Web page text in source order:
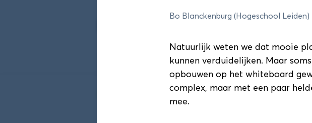
Programma 2026
Sessieronde 1 Sessieronde 2
DAS Conferentie sessieronde 1
Bo Blanckenburg (Hogeschool Leiden)
Natuurlijk weten we dat mooie
kunnen verduidelijken. Maar
opbouwen op het whiteboard
complex, maar met een paar
mee.